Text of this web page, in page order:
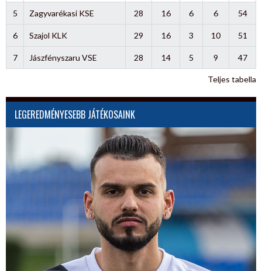
5 Zagyvarékasi KSE 28 16 6 6 54
6 Szajol KLK 29 16 3 10 51
7 Jászfényszaru VSE 28 14 5 9 47
Teljes tabella
LEGEREDMÉNYESEBB JÁTÉKOSAINK